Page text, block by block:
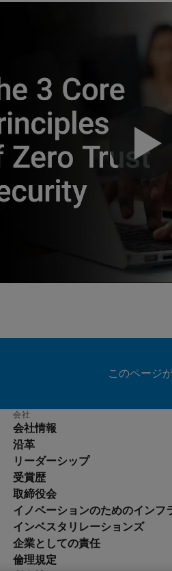
このページ
会社
会社情報
沿革
リーダーシップ
受賞歴
取締役会
イノベーションのためのインフ
インベスタリレーションズ
企業としての責任
倫理規定
English
Deutsch